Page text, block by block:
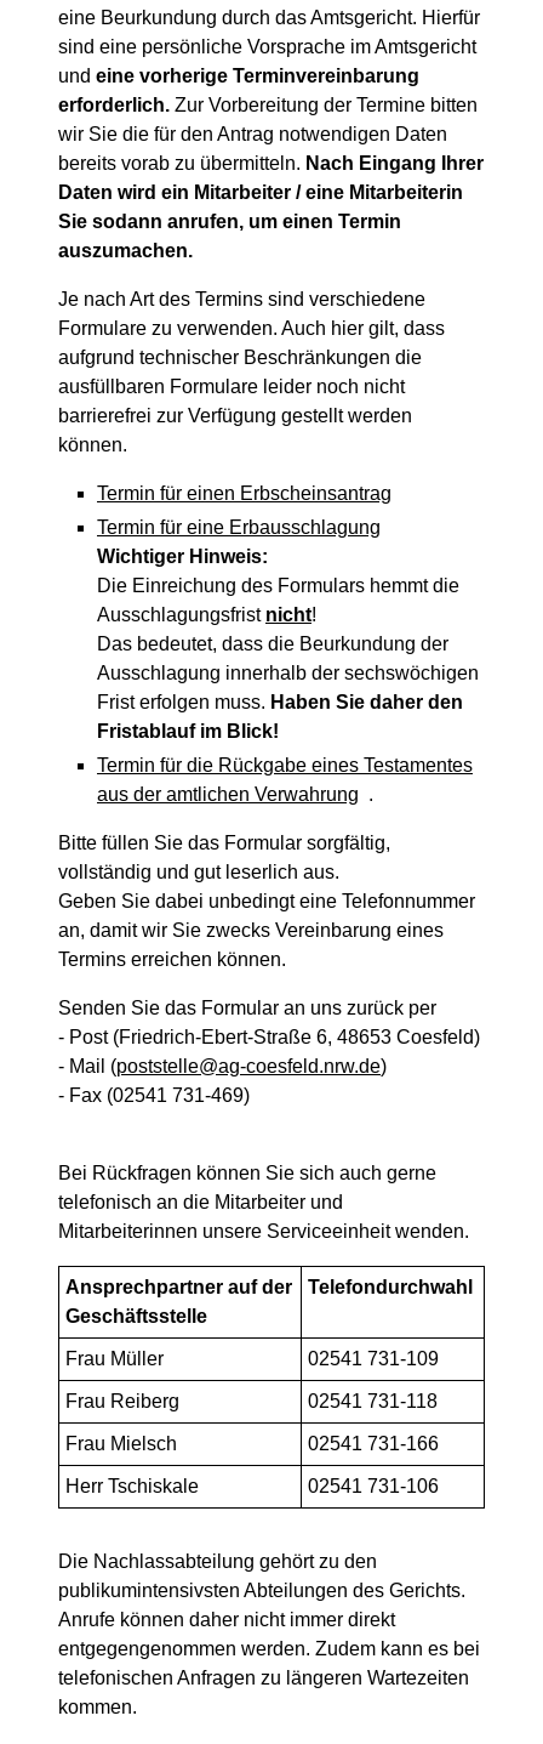
eine Beurkundung durch das Amtsgericht. Hierfür
sind eine persönliche Vorsprache im Amtsgericht
und eine vorherige Terminvereinbarung
erforderlich. Zur Vorbereitung der Termine bitten
wir Sie die für den Antrag notwendigen Daten
bereits vorab zu übermitteln. Nach Eingang Ihrer
Daten wird ein Mitarbeiter / eine Mitarbeiterin
Sie sodann anrufen, um einen Termin
auszumachen.
Je nach Art des Termins sind verschiedene
Formulare zu verwenden. Auch hier gilt, dass
aufgrund technischer Beschränkungen die
ausfüllbaren Formulare leider noch nicht
barrierefrei zur Verfügung gestellt werden
können.
Termin für einen Erbscheinsantrag
Termin für eine Erbausschlagung
Wichtiger Hinweis:
Die Einreichung des Formulars hemmt die
Ausschlagungsfrist nicht!
Das bedeutet, dass die Beurkundung der
Ausschlagung innerhalb der sechswöchigen
Frist erfolgen muss. Haben Sie daher den
Fristablauf im Blick!
Termin für die Rückgabe eines Testamentes
aus der amtlichen Verwahrung .
Bitte füllen Sie das Formular sorgfältig,
vollständig und gut leserlich aus.
Geben Sie dabei unbedingt eine Telefonnummer
an, damit wir Sie zwecks Vereinbarung eines
Termins erreichen können.
Senden Sie das Formular an uns zurück per
- Post (Friedrich-Ebert-Straße 6, 48653 Coesfeld)
- Mail (poststelle@ag-coesfeld.nrw.de)
- Fax (02541 731-469)
Bei Rückfragen können Sie sich auch gerne
telefonisch an die Mitarbeiter und
Mitarbeiterinnen unsere Serviceeinheit wenden.
Ansprechpartner auf der
Geschäftsstelle
Telefondurchwahl
Frau Müller 02541 731-109
Frau Reiberg 02541 731-118
Frau Mielsch 02541 731-166
Herr Tschiskale 02541 731-106
Die Nachlassabteilung gehört zu den
publikumintensivsten Abteilungen des Gerichts.
Anrufe können daher nicht immer direkt
entgegengenommen werden. Zudem kann es bei
telefonischen Anfragen zu längeren Wartezeiten
kommen.